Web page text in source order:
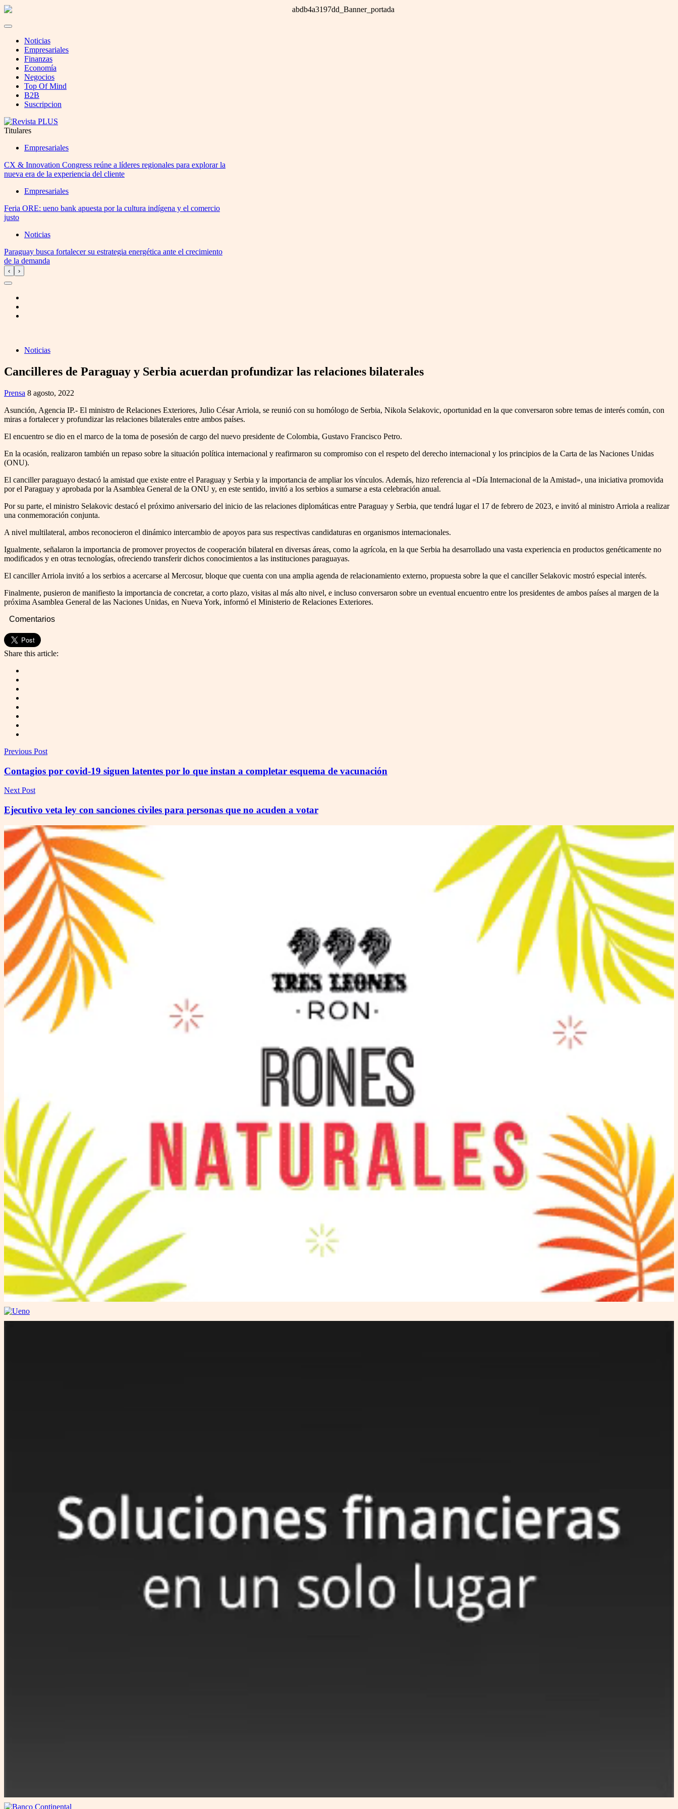
Noticias
Empresariales
Finanzas
Economía
Negocios
Top Of Mind
B2B
Suscripcion
Titulares
Empresariales
CX & Innovation Congress reúne a líderes regionales para explorar la
nueva era de la experiencia del cliente
Empresariales
Feria ORE: ueno bank apuesta por la cultura indígena y el comercio
justo
Noticias
Paraguay busca fortalecer su estrategia energética ante el crecimiento
de la demanda
‹ ›
Noticias
Cancilleres de Paraguay y Serbia acuerdan profundizar las relaciones bilaterales
Prensa 8 agosto, 2022
Asunción, Agencia IP.- El ministro de Relaciones Exteriores, Julio César Arriola, se reunió con su homólogo de Serbia, Nikola Selakovic, oportunidad en la que conversaron sobre temas de interés común, con
miras a fortalecer y profundizar las relaciones bilaterales entre ambos países.
El encuentro se dio en el marco de la toma de posesión de cargo del nuevo presidente de Colombia, Gustavo Francisco Petro.
En la ocasión, realizaron también un repaso sobre la situación política internacional y reafirmaron su compromiso con el respeto del derecho internacional y los principios de la Carta de las Naciones Unidas
(ONU).
El canciller paraguayo destacó la amistad que existe entre el Paraguay y Serbia y la importancia de ampliar los vínculos. Además, hizo referencia al «Día Internacional de la Amistad», una iniciativa promovida
por el Paraguay y aprobada por la Asamblea General de la ONU y, en este sentido, invitó a los serbios a sumarse a esta celebración anual.
Por su parte, el ministro Selakovic destacó el próximo aniversario del inicio de las relaciones diplomáticas entre Paraguay y Serbia, que tendrá lugar el 17 de febrero de 2023, e invitó al ministro Arriola a realizar
una conmemoración conjunta.
A nivel multilateral, ambos reconocieron el dinámico intercambio de apoyos para sus respectivas candidaturas en organismos internacionales.
Igualmente, señalaron la importancia de promover proyectos de cooperación bilateral en diversas áreas, como la agrícola, en la que Serbia ha desarrollado una vasta experiencia en productos genéticamente no
modificados y en otras tecnologías, ofreciendo transferir dichos conocimientos a las instituciones paraguayas.
El canciller Arriola invitó a los serbios a acercarse al Mercosur, bloque que cuenta con una amplia agenda de relacionamiento externo, propuesta sobre la que el canciller Selakovic mostró especial interés.
Finalmente, pusieron de manifiesto la importancia de concretar, a corto plazo, visitas al más alto nivel, e incluso conversaron sobre un eventual encuentro entre los presidentes de ambos países al margen de la
próxima Asamblea General de las Naciones Unidas, en Nueva York, informó el Ministerio de Relaciones Exteriores.
Comentarios
Share this article:
Previous Post
Contagios por covid-19 siguen latentes por lo que instan a completar esquema de vacunación
Next Post
Ejecutivo veta ley con sanciones civiles para personas que no acuden a votar